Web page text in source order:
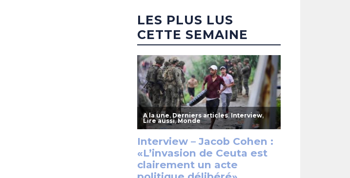
LES PLUS LUS
CETTE SEMAINE